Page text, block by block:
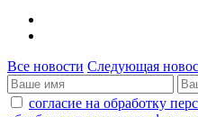
Все новости Следующая
согласие на обработку